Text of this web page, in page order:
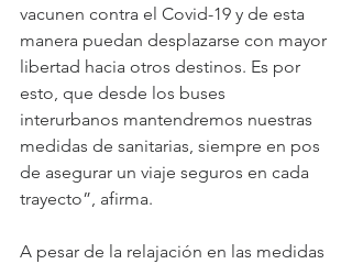
vacunen contra el Covid-19 y de esta
manera puedan desplazarse con mayor
libertad hacia otros destinos. Es por
esto, que desde los buses
interurbanos mantendremos nuestras
medidas de sanitarias, siempre en pos
de asegurar un viaje seguros en cada
trayecto”, afirma.
A pesar de la relajación en las medidas